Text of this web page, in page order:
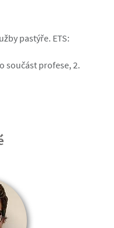
pastýře. ETS:
součást profese, 2.